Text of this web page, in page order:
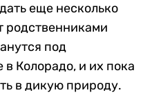
еще несколько
родственниками
под
Колорадо, и их пока
в дикую природу.